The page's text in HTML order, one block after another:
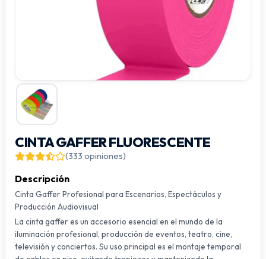
CINTA GAFFER FLUORESCENTE
(333 opiniones)
Descripción
Cinta Gaffer Profesional para Escenarios, Espectáculos y
Producción Audiovisual
La cinta gaffer es un accesorio esencial en el mundo de la
iluminación profesional, producción de eventos, teatro, cine,
televisión y conciertos. Su uso principal es el montaje temporal